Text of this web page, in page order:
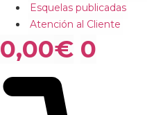
Esquelas publicadas
Atención al Cliente
0,00€ 0